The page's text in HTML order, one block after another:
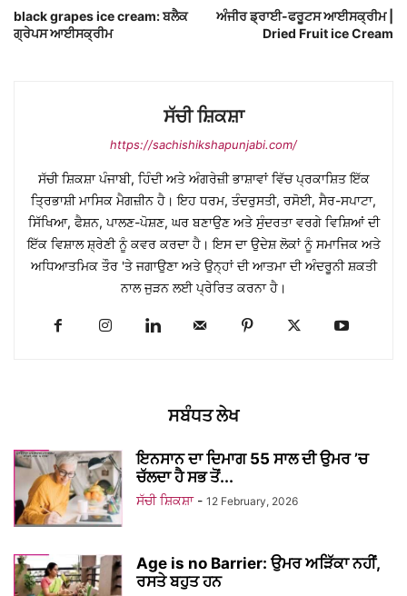
black grapes ice cream: ਬਲੈਕ
ਗ੍ਰੇਪਸ ਆਈਸਕ੍ਰੀਮ
ਅੰਜੀਰ ਡ੍ਰਾਈ-ਫਰੂਟਸ ਆਈਸਕ੍ਰੀਮ |
Dried Fruit ice Cream
ਸੱਚੀ ਸ਼ਿਕਸ਼ਾ
https://sachishikshapunjabi.com/
ਸੱਚੀ ਸ਼ਿਕਸ਼ਾ ਪੰਜਾਬੀ, ਹਿੰਦੀ ਅਤੇ ਅੰਗਰੇਜ਼ੀ ਭਾਸ਼ਾਵਾਂ ਵਿੱਚ ਪ੍ਰਕਾਸ਼ਿਤ ਇੱਕ
ਤ੍ਰਿਭਾਸ਼ੀ ਮਾਸਿਕ ਮੈਗਜ਼ੀਨ ਹੈ। ਇਹ ਧਰਮ, ਤੰਦਰੁਸਤੀ, ਰਸੋਈ, ਸੈਰ-ਸਪਾਟਾ,
ਸਿੱਖਿਆ, ਫੈਸ਼ਨ, ਪਾਲਣ-ਪੋਸ਼ਣ, ਘਰ ਬਣਾਉਣ ਅਤੇ ਸੁੰਦਰਤਾ ਵਰਗੇ ਵਿਸ਼ਿਆਂ ਦੀ
ਇੱਕ ਵਿਸ਼ਾਲ ਸ਼੍ਰੇਣੀ ਨੂੰ ਕਵਰ ਕਰਦਾ ਹੈ। ਇਸ ਦਾ ਉਦੇਸ਼ ਲੋਕਾਂ ਨੂੰ ਸਮਾਜਿਕ ਅਤੇ
ਅਧਿਆਤਮਿਕ ਤੌਰ 'ਤੇ ਜਗਾਉਣਾ ਅਤੇ ਉਨ੍ਹਾਂ ਦੀ ਆਤਮਾ ਦੀ ਅੰਦਰੂਨੀ ਸ਼ਕਤੀ
ਨਾਲ ਜੁੜਨ ਲਈ ਪ੍ਰੇਰਿਤ ਕਰਨਾ ਹੈ।
ਸਬੰਧਤ ਲੇਖ
ਇਨਸਾਨ ਦਾ ਦਿਮਾਗ 55 ਸਾਲ ਦੀ ਉਮਰ ’ਚ
ਚੱਲਦਾ ਹੈ ਸਭ ਤੋਂ...
ਸੱਚੀ ਸ਼ਿਕਸ਼ਾ - 12 February, 2026
Age is no Barrier: ਉਮਰ ਅੜਿੱਕਾ ਨਹੀਂ,
ਰਸਤੇ ਬਹੁਤ ਹਨ